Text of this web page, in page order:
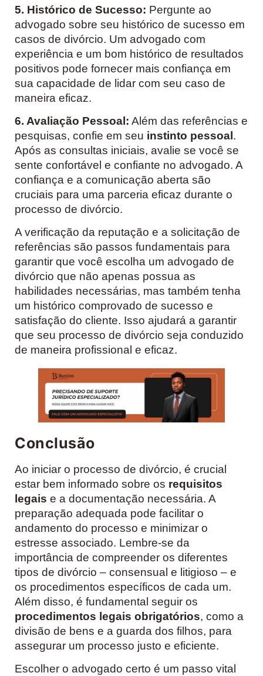
5. Histórico de Sucesso: Pergunte ao
advogado sobre seu histórico de sucesso em
casos de divórcio. Um advogado com
experiência e um bom histórico de resultados
positivos pode fornecer mais confiança em
sua capacidade de lidar com seu caso de
maneira eficaz.
6. Avaliação Pessoal: Além das referências e
pesquisas, confie em seu instinto pessoal .
Após as consultas iniciais, avalie se você se
sente confortável e confiante no advogado. A
confiança e a comunicação aberta são
cruciais para uma parceria eficaz durante o
processo de divórcio.
A verificação da reputação e a solicitação de
referências são passos fundamentais para
garantir que você escolha um advogado de
divórcio que não apenas possua as
habilidades necessárias, mas também tenha
um histórico comprovado de sucesso e
satisfação do cliente. Isso ajudará a garantir
que seu processo de divórcio seja conduzido
de maneira profissional e eficaz.
Conclusão
Ao iniciar o processo de divórcio, é crucial
estar bem informado sobre os requisitos
legais e a documentação necessária. A
preparação adequada pode facilitar o
andamento do processo e minimizar o
estresse associado. Lembre-se da
importância de compreender os diferentes
tipos de divórcio – consensual e litigioso – e
os procedimentos específicos de cada um.
Além disso, é fundamental seguir os
procedimentos legais obrigatórios, como a
divisão de bens e a guarda dos filhos, para
assegurar um processo justo e eficiente.
Escolher o advogado certo é um passo vital